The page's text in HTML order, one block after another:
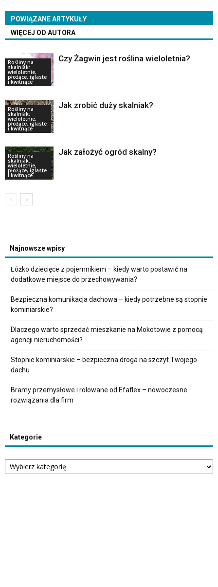
POWIĄZANE ARTYKUŁY
WIĘCEJ OD AUTORA
Rośliny na
skalniak:
wieloletnie,
płożące, iglaste
i kwitnące
Czy Żagwin jest roślina wieloletnia?
Rośliny na
skalniak:
wieloletnie,
płożące, iglaste
i kwitnące
Jak zrobić duży skalniak?
Rośliny na
skalniak:
wieloletnie,
płożące, iglaste
i kwitnące
Jak założyć ogród skalny?
Najnowsze wpisy
Łóżko dziecięce z pojemnikiem – kiedy warto postawić na
dodatkowe miejsce do przechowywania?
Bezpieczna komunikacja dachowa – kiedy potrzebne są stopnie
kominiarskie?
Dlaczego warto sprzedać mieszkanie na Mokotowie z pomocą
agencji nieruchomości?
Stopnie kominiarskie – bezpieczna droga na szczyt Twojego
dachu
Bramy przemysłowe i rolowane od Efaflex – nowoczesne
rozwiązania dla firm
Kategorie
Kategorie